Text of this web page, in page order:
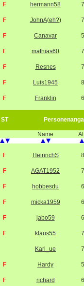
F hermann58
F JohnA(eh?)
F Canavar
F mathias60
F Resnes
F Luis1945
F Franklin
ST
Name
F HeinrichS
F AGAT1952
F hobbesdu
F micka1959
F jabo59
F klaus55
Karl_ue
F Hardy
F richard